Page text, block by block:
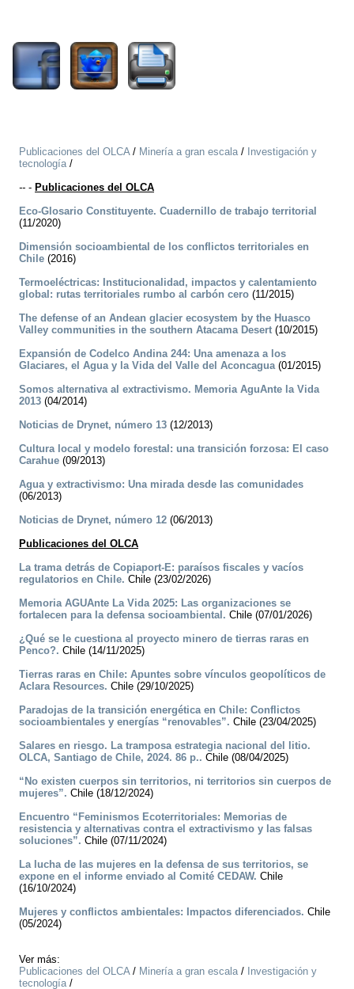
Publicaciones del OLCA/ Minería a gran escala/ Investigación y
tecnología/
-- - Publicaciones del OLCA
Eco-Glosario Constituyente. Cuadernillo de trabajo territorial
(11/2020)
Dimensión socioambiental de los conflictos territoriales en
Chile (2016)
Termoeléctricas: Institucionalidad, impactos y calentamiento
global: rutas territoriales rumbo al carbón cero (11/2015)
The defense of an Andean glacier ecosystem by the Huasco
Valley communities in the southern Atacama Desert (10/2015)
Expansión de Codelco Andina 244: Una amenaza a los
Glaciares, el Agua y la Vida del Valle del Aconcagua(01/2015)
Somos alternativa al extractivismo. Memoria AguAnte la Vida
2013 (04/2014)
Noticias de Drynet, número 13 (12/2013)
Cultura local y modelo forestal: una transición forzosa: El caso
Carahue (09/2013)
Agua y extractivismo: Una mirada desde las comunidades
(06/2013)
Noticias de Drynet, número 12 (06/2013)
Publicaciones del OLCA
La trama detrás de Copiaport-E: paraísos fiscales y vacíos
regulatorios en Chile. Chile (23/02/2026)
Memoria AGUAnte La Vida 2025: Las organizaciones se
fortalecen para la defensa socioambiental. Chile (07/01/2026)
¿Qué se le cuestiona al proyecto minero de tierras raras en
Penco?. Chile (14/11/2025)
Tierras raras en Chile: Apuntes sobre vínculos geopolíticos de
Aclara Resources. Chile (29/10/2025)
Paradojas de la transición energética en Chile: Conflictos
socioambientales y energías “renovables”. Chile (23/04/2025)
Salares en riesgo. La tramposa estrategia nacional del litio.
OLCA, Santiago de Chile, 2024. 86 p.. Chile (08/04/2025)
“No existen cuerpos sin territorios, ni territorios sin cuerpos de
mujeres”. Chile (18/12/2024)
Encuentro “Feminismos Ecoterritoriales: Memorias de
resistencia y alternativas contra el extractivismo y las falsas
soluciones”. Chile (07/11/2024)
La lucha de las mujeres en la defensa de sus territorios, se
expone en el informe enviado al Comité CEDAW. Chile
(16/10/2024)
Mujeres y conflictos ambientales: Impactos diferenciados. Chile
(05/2024)
Ver más:
Publicaciones del OLCA/ Minería a gran escala/ Investigación y
tecnología/